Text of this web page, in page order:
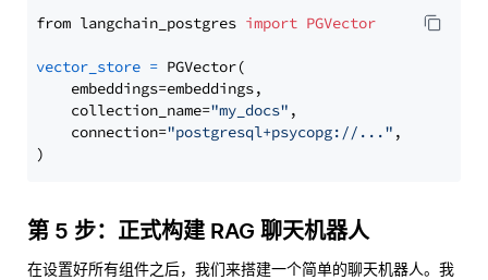
from langchain_postgres import PGVector
vector_store = PGVector(
    embeddings=embeddings,
    collection_name=
"my_docs" ,
    connection=
"postgresql+psycopg://..." ,
第 5 步：正式构建 RAG 聊天机器人
在设置好所有组件之后，我们来搭建一个简单的聊天机器人。我